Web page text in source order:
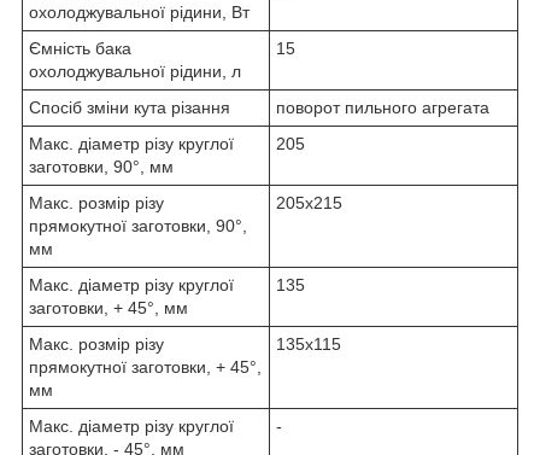
охолоджувальної рідини, Вт
Ємність бака
охолоджувальної рідини, л
15
Спосіб зміни кута різання
поворот пильного агрегата
Макс. діаметр різу круглої
заготовки, 90°, мм
205
Макс. розмір різу
прямокутної заготовки, 90°,
мм
205x215
Макс. діаметр різу круглої
заготовки, + 45°, мм
135
Макс. розмір різу
прямокутної заготовки, + 45°,
мм
135x115
Макс. діаметр різу круглої
заготовки, - 45°, мм
-